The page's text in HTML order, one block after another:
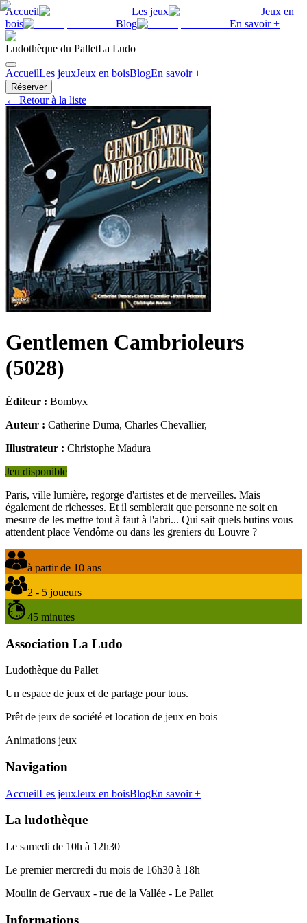
Accueil Les jeux
Jeux en
bois
Blog En savoir +
Ludothèque du PalletLa Ludo
AccueilLes jeuxJeux en boisBlogEn savoir +
Réserver
← Retour à la liste
Gentlemen Cambrioleurs
(5028)
Éditeur : Bombyx
Auteur : Catherine Duma, Charles Chevallier,
Illustrateur : Christophe Madura
Jeu disponible
Paris, ville lumière, regorge d'artistes et de merveilles. Mais
également de richesses. Et il semblerait que personne ne soit en
mesure de les mettre tout à faut à l'abri... Qui sait quels butins vous
attendent place Vendôme ou dans les greniers du Louvre ?
à partir de 10 ans
2 - 5 joueurs
45 minutes
Association La Ludo
Ludothèque du Pallet
Un espace de jeux et de partage pour tous.
Prêt de jeux de société et location de jeux en bois
Animations jeux
Navigation
AccueilLes jeuxJeux en boisBlogEn savoir +
La ludothèque
Le samedi de 10h à 12h30
Le premier mercredi du mois de 16h30 à 18h
Moulin de Gervaux - rue de la Vallée - Le Pallet
Informations